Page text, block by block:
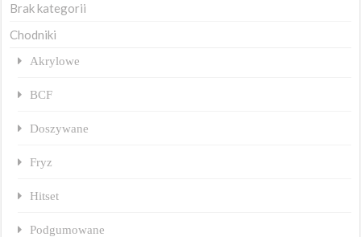
Brak kategorii
Chodniki
Akrylowe
BCF
Doszywane
Fryz
Hitset
Podgumowane